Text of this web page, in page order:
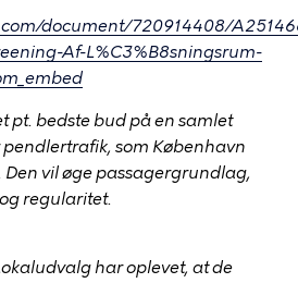
document/720914408/
Af-L%C3%B8sningsrum-
pt. bedste bud på en samlet
som København
vil øge passagergrundlag,
regularitet.
har oplevet, at de